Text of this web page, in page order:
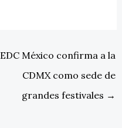
EDC México confirma a la
CDMX como sede de
grandes festivales →